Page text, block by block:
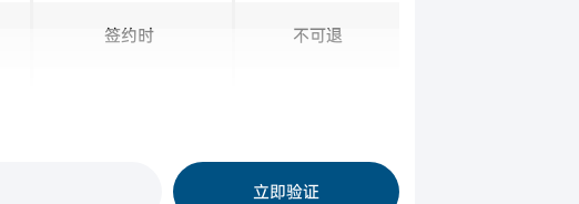
签约时 不可退
立即验证